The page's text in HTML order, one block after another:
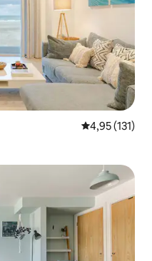
Átlagos
4,95 (131)